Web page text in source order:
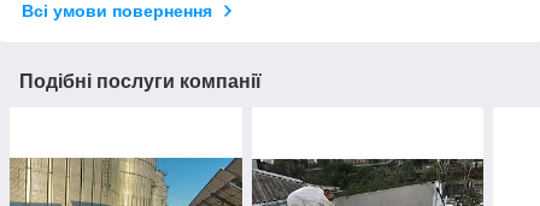
Всі умови повернення
Подібні послуги компанії